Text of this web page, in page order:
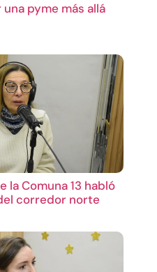
pyme más allá
la Comuna 13 habló
corredor norte